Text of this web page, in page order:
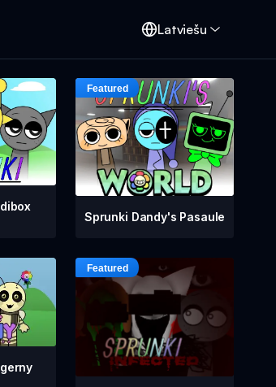
Latviešu
Sprunki Dandy's Pasaule